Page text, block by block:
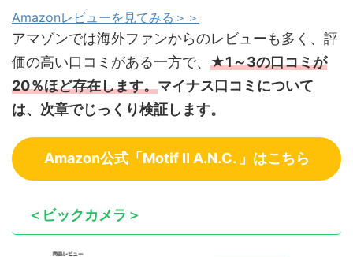
Amazonレビューを見てみる＞＞
アマゾンでは海外ファンからのレビューも多く、評
価の高い口コミがある一方で、 ★1～3の口コミが
20％ほど存在します。マイナス口コミについて
は、次章でじっくり検証します。
Amazon公式「Motif Ⅱ A.N.C. 」はこちら
＜ビックカメラ＞